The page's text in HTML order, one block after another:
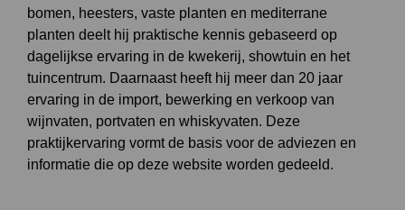
bomen, heesters, vaste planten en mediterrane
planten deelt hij praktische kennis gebaseerd op
dagelijkse ervaring in de kwekerij, showtuin en het
tuincentrum. Daarnaast heeft hij meer dan 20 jaar
ervaring in de import, bewerking en verkoop van
wijnvaten, portvaten en whiskyvaten. Deze
praktijkervaring vormt de basis voor de adviezen en
informatie die op deze website worden gedeeld.